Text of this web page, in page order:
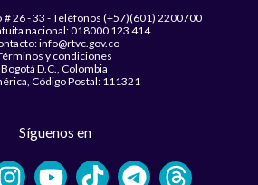
# 26 - 33 - Teléfonos (+57)(601) 2200700
nacional: 018000 123 414
info@rtvc.gov.co
y condiciones
Bogotá D.C., Colombia
Código Postal: 111321
Síguenos en